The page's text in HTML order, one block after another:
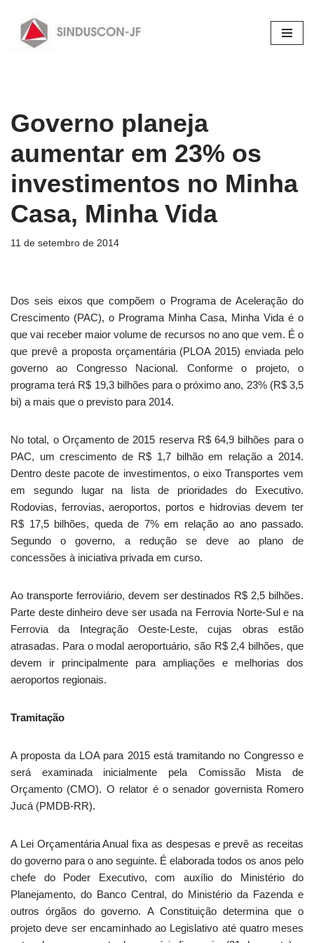
Pular
Governo planeja
aumentar em 23% os
investimentos no Minha
Casa, Minha Vida
11 de setembro de 2014
Dos seis eixos que compõem o Programa de Aceleração do
Crescimento (PAC), o Programa Minha Casa, Minha Vida é o
que vai receber maior volume de recursos no ano que vem. É o
que prevê a proposta orçamentária (PLOA 2015) enviada pelo
governo ao Congresso Nacional. Conforme o projeto, o
programa terá R$ 19,3 bilhões para o próximo ano, 23% (R$ 3,5
bi) a mais que o previsto para 2014.
No total, o Orçamento de 2015 reserva R$ 64,9 bilhões para o
PAC, um crescimento de R$ 1,7 bilhão em relação a 2014.
Dentro deste pacote de investimentos, o eixo Transportes vem
em segundo lugar na lista de prioridades do Executivo.
Rodovias, ferrovias, aeroportos, portos e hidrovias devem ter
R$ 17,5 bilhões, queda de 7% em relação ao ano passado.
Segundo o governo, a redução se deve ao plano de
concessões à iniciativa privada em curso.
Ao transporte ferroviário, devem ser destinados R$ 2,5 bilhões.
Parte deste dinheiro deve ser usada na Ferrovia Norte-Sul e na
Ferrovia da Integração Oeste-Leste, cujas obras estão
atrasadas. Para o modal aeroportuário, são R$ 2,4 bilhões, que
devem ir principalmente para ampliações e melhorias dos
aeroportos regionais.
Tramitação
A proposta da LOA para 2015 está tramitando no Congresso e
será examinada inicialmente pela Comissão Mista de
Orçamento (CMO). O relator é o senador governista Romero
Jucá (PMDB-RR).
A Lei Orçamentária Anual fixa as despesas e prevê as receitas
do governo para o ano seguinte. É elaborada todos os anos pelo
chefe do Poder Executivo, com auxílio do Ministério do
Planejamento, do Banco Central, do Ministério da Fazenda e
outros órgãos do governo. A Constituição determina que o
projeto deve ser encaminhado ao Legislativo até quatro meses